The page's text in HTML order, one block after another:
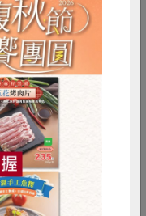
案
實踐家！
行動，一週七
這些日常小事培
減硝酸鹽